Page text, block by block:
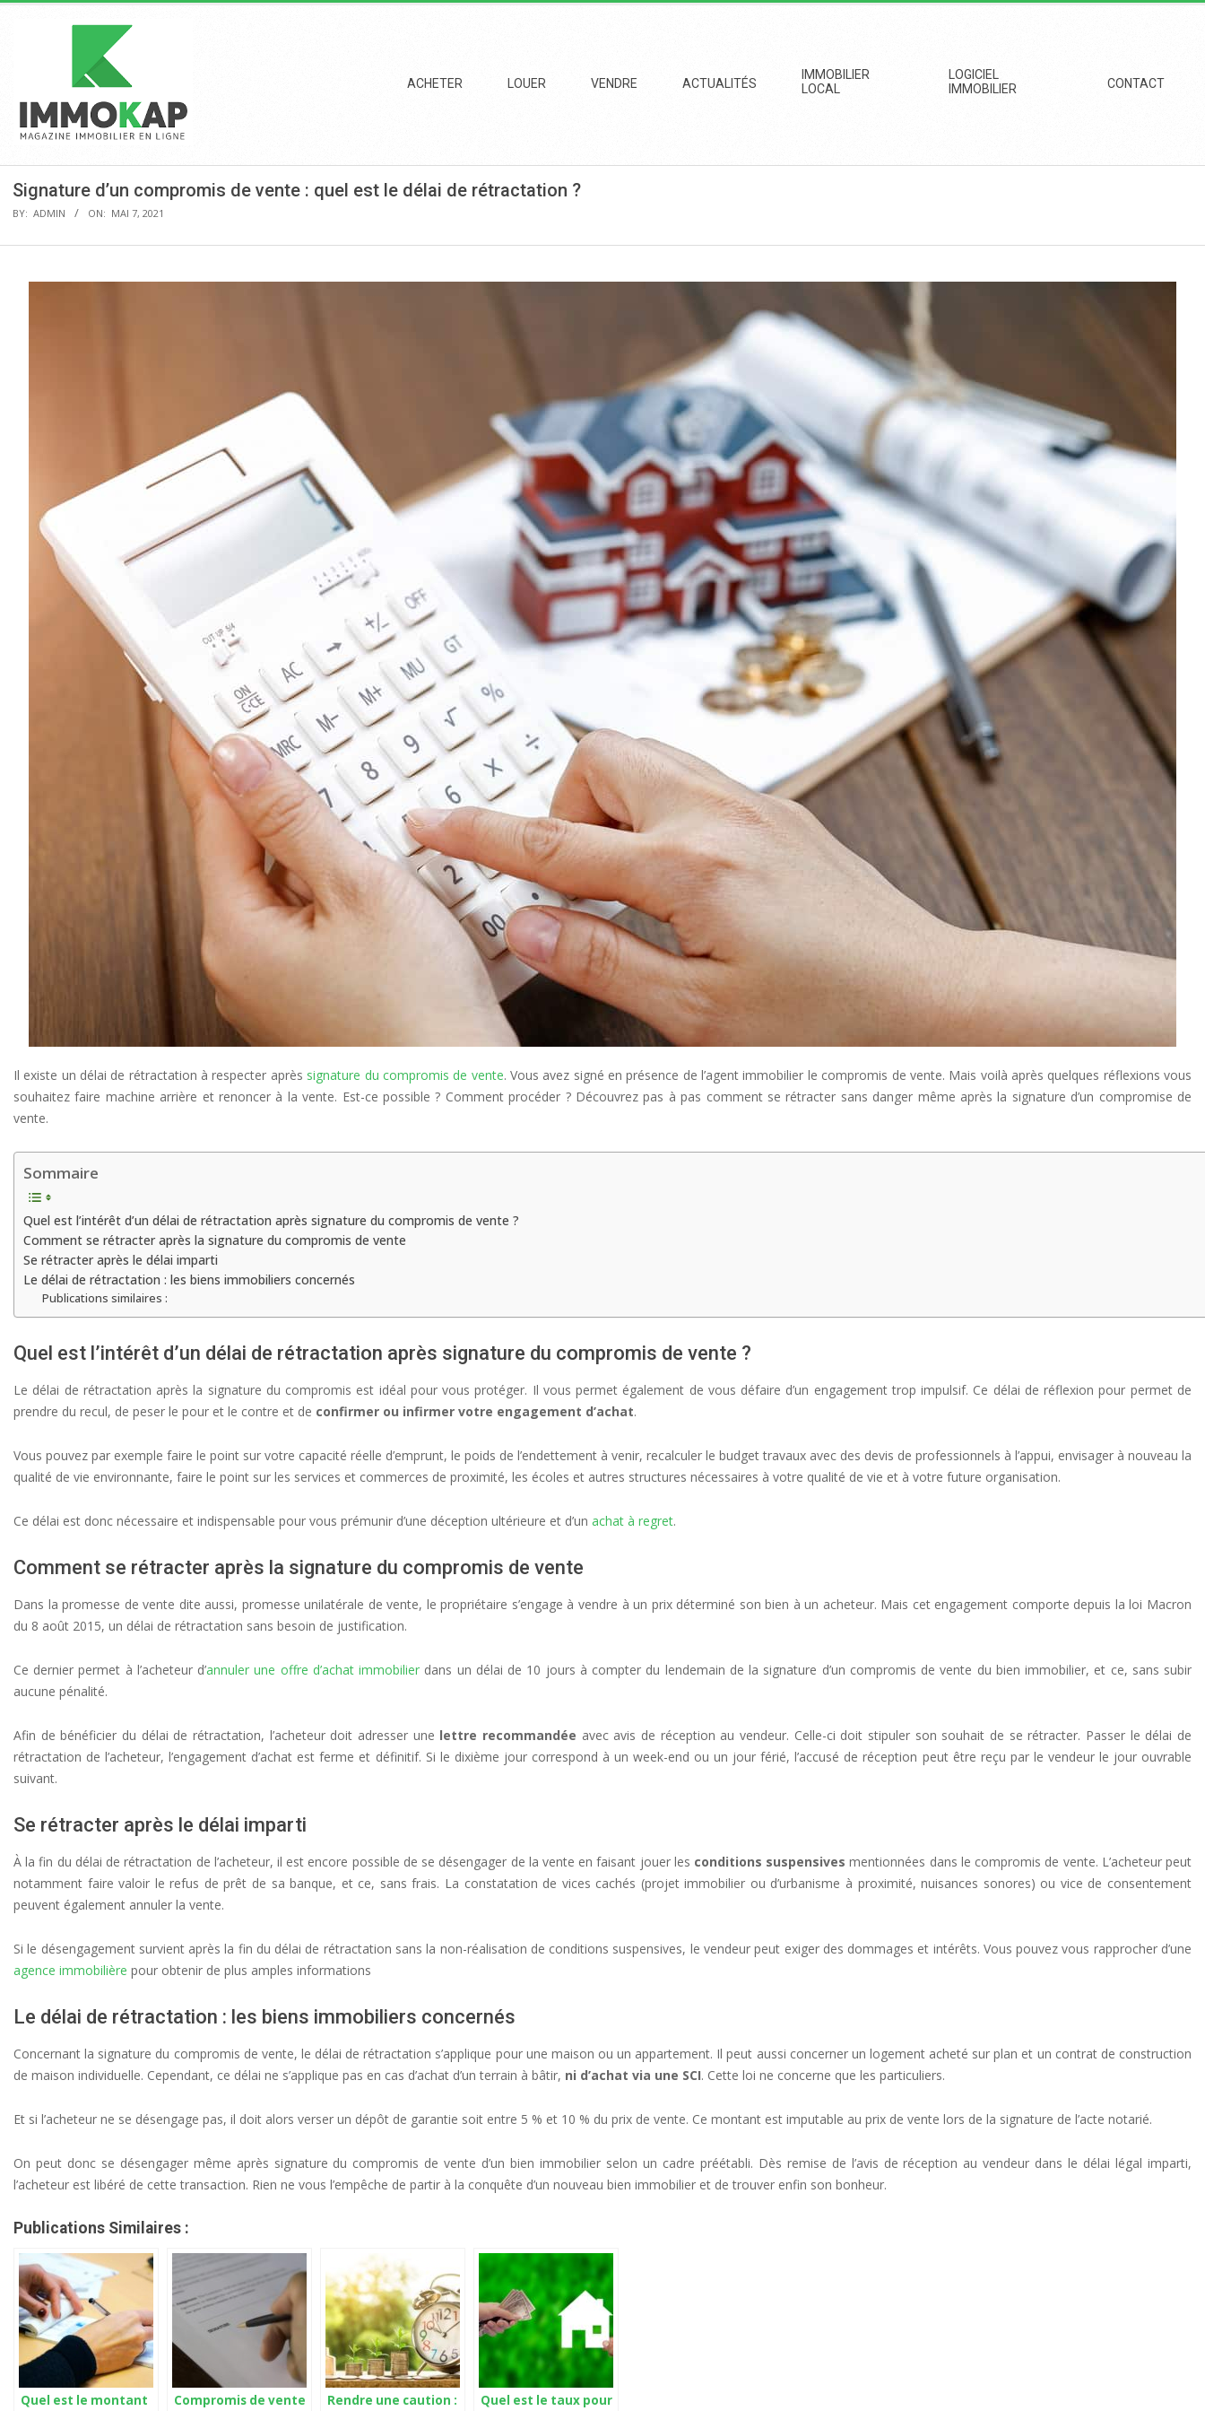
IMMOKAP
Navigation
ACHETER LOUER VENDRE ACTUALITÉS
IMMOBILIER
LOCAL
LOGICIEL
IMMOBILIER
CONTACT
Signature d’un compromis de vente : quel est le délai de rétractation ?
BY: ADMIN ON: MAI 7, 2021
Il existe un délai de rétractation à respecter après signature du compromis de vente. Vous avez signé en présence de l’agent immobilier le compromis de vente. Mais voilà après quelques réflexions vous
souhaitez faire machine arrière et renoncer à la vente. Est-ce possible ? Comment procéder ? Découvrez pas à pas comment se rétracter sans danger même après la signature d’un compromise de
vente.
Sommaire
Quel est l’intérêt d’un délai de rétractation après signature du compromis de vente ?
Comment se rétracter après la signature du compromis de vente
Se rétracter après le délai imparti
Le délai de rétractation : les biens immobiliers concernés
Publications similaires :
Quel est l’intérêt d’un délai de rétractation après signature du compromis de vente ?
Le délai de rétractation après la signature du compromis est idéal pour vous protéger. Il vous permet également de vous défaire d’un engagement trop impulsif. Ce délai de réflexion pour permet de
prendre du recul, de peser le pour et le contre et de confirmer ou infirmer votre engagement d’achat.
Vous pouvez par exemple faire le point sur votre capacité réelle d’emprunt, le poids de l’endettement à venir, recalculer le budget travaux avec des devis de professionnels à l’appui, envisager à nouveau la
qualité de vie environnante, faire le point sur les services et commerces de proximité, les écoles et autres structures nécessaires à votre qualité de vie et à votre future organisation.
Ce délai est donc nécessaire et indispensable pour vous prémunir d’une déception ultérieure et d’un achat à regret.
Comment se rétracter après la signature du compromis de vente
Dans la promesse de vente dite aussi, promesse unilatérale de vente, le propriétaire s’engage à vendre à un prix déterminé son bien à un acheteur. Mais cet engagement comporte depuis la loi Macron
du 8 août 2015, un délai de rétractation sans besoin de justification.
Ce dernier permet à l’acheteur d’annuler une offre d’achat immobilier dans un délai de 10 jours à compter du lendemain de la signature d’un compromis de vente du bien immobilier, et ce, sans subir
aucune pénalité.
Afin de bénéficier du délai de rétractation, l’acheteur doit adresser une lettre recommandée avec avis de réception au vendeur. Celle-ci doit stipuler son souhait de se rétracter. Passer le délai de
rétractation de l’acheteur, l’engagement d’achat est ferme et définitif. Si le dixième jour correspond à un week-end ou un jour férié, l’accusé de réception peut être reçu par le vendeur le jour ouvrable
suivant.
Se rétracter après le délai imparti
À la fin du délai de rétractation de l’acheteur, il est encore possible de se désengager de la vente en faisant jouer les conditions suspensives mentionnées dans le compromis de vente. L’acheteur peut
notamment faire valoir le refus de prêt de sa banque, et ce, sans frais. La constatation de vices cachés (projet immobilier ou d’urbanisme à proximité, nuisances sonores) ou vice de consentement
peuvent également annuler la vente.
Si le désengagement survient après la fin du délai de rétractation sans la non-réalisation de conditions suspensives, le vendeur peut exiger des dommages et intérêts. Vous pouvez vous rapprocher d’une
agence immobilière pour obtenir de plus amples informations
Le délai de rétractation : les biens immobiliers concernés
Concernant la signature du compromis de vente, le délai de rétractation s’applique pour une maison ou un appartement. Il peut aussi concerner un logement acheté sur plan et un contrat de construction
de maison individuelle. Cependant, ce délai ne s’applique pas en cas d’achat d’un terrain à bâtir, ni d’achat via une SCI. Cette loi ne concerne que les particuliers.
Et si l’acheteur ne se désengage pas, il doit alors verser un dépôt de garantie soit entre 5 % et 10 % du prix de vente. Ce montant est imputable au prix de vente lors de la signature de l’acte notarié.
On peut donc se désengager même après signature du compromis de vente d’un bien immobilier selon un cadre préétabli. Dès remise de l’avis de réception au vendeur dans le délai légal imparti,
l’acheteur est libéré de cette transaction. Rien ne vous l’empêche de partir à la conquête d’un nouveau bien immobilier et de trouver enfin son bonheur.
Publications Similaires :
Quel est le montant
Compromis de vente
Rendre une caution :
Quel est le taux pour